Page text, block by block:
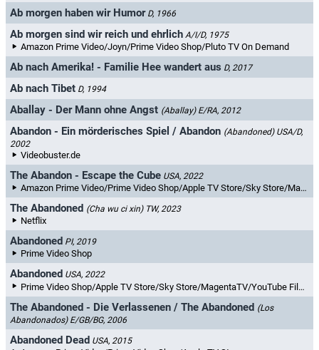
Ab morgen haben wir Humor D, 1966
Ab morgen sind wir reich und ehrlich A/I/D, 1975
Amazon Prime Video/Joyn/Prime Video Shop/Pluto TV On Demand
Ab nach Amerika! - Familie Hee wandert aus D, 2017
Ab nach Tibet D, 1994
Aballay - Der Mann ohne Angst (Aballay) E/RA, 2012
Abandon - Ein mörderisches Spiel / Abandon (Abandoned) USA/D,
2002
Videobuster.de
The Abandon - Escape the Cube USA, 2022
Amazon Prime Video/Prime Video Shop/Apple TV Store/Sky Store/MagentaTV/YouTube Filme & TV/maxdome/Videoload
The Abandoned (Cha wu ci xin) TW, 2023
Netflix
Abandoned PI, 2019
Prime Video Shop
Abandoned USA, 2022
Prime Video Shop/Apple TV Store/Sky Store/MagentaTV/YouTube Filme & TV/maxdome/Videoload
The Abandoned - Die Verlassenen / The Abandoned (Los
Abandonados) E/GB/BG, 2006
Abandoned Dead USA, 2015